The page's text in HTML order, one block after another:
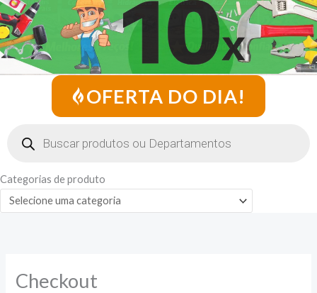
OFERTA DO DIA!
Categorias de produto
Checkout